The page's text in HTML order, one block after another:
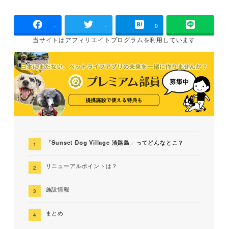
- - 0
当サイトはアフィリエイトプログラムを利用しています
「Sunset Dog Village 淡路島」ってどんなとこ？
リニューアルポイントは？
施設情報
まとめ